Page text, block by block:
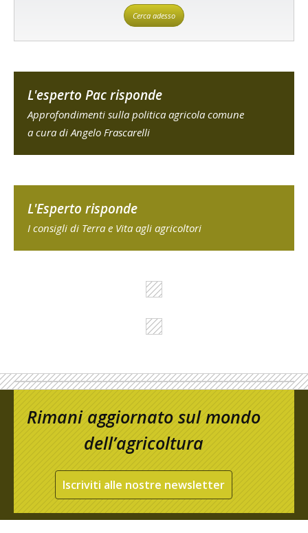
Cerca adesso
L'esperto Pac risponde
Approfondimenti sulla politica agricola comune
a cura di Angelo Frascarelli
L'Esperto risponde
I consigli di Terra e Vita agli agricoltori
Rimani aggiornato sul mondo
dell’agricoltura
Iscriviti alle nostre newsletter